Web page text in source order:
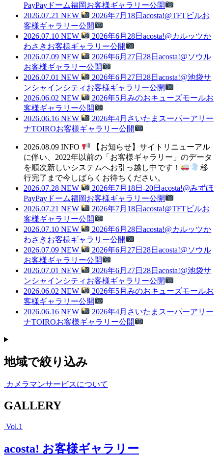
PayPayドーム福岡お客様ギャラリー公開
2026.07.21 NEW
2026年7月18日acosta!@TFTビルお
客様ギャラリー公開
2026.07.10 NEW
2026年6月28日acosta!@カルッツか
わさきお客様ギャラリー公開
2026.07.09 NEW
2026年6月27日28日acosta!@ソウル
お客様ギャラリー公開
2026.07.01 NEW
2026年6月27日28日acosta!@池袋サ
ンシャインシティお客様ギャラリー公開
2026.06.02 NEW
2026年5月みのおキューズモールお
客様ギャラリー公開
2026.06.16 NEW
2026年4月さいたまスーパーアリー
ナTOIROお客様ギャラリー公開
2026.08.09 INFO
【お知らせ】サイトリニューアル
に伴い、2022年以前の「お客様ギャラリー」のデータ
を順次新しいシステムへお引っ越し中です！
移
行完了まで今しばらくお待ちください。
2026.07.28 NEW
2026年7月18日-20日acosta!@みずほ
PayPayドーム福岡お客様ギャラリー公開
2026.07.21 NEW
2026年7月18日acosta!@TFTビルお
客様ギャラリー公開
2026.07.10 NEW
2026年6月28日acosta!@カルッツか
わさきお客様ギャラリー公開
2026.07.09 NEW
2026年6月27日28日acosta!@ソウル
お客様ギャラリー公開
2026.07.01 NEW
2026年6月27日28日acosta!@池袋サ
ンシャインシティお客様ギャラリー公開
2026.06.02 NEW
2026年5月みのおキューズモールお
客様ギャラリー公開
2026.06.16 NEW
2026年4月さいたまスーパーアリー
ナTOIROお客様ギャラリー公開
地域で絞り込み
カメラマンサービスについて
GALLERY
Vol.1
acosta! お客様ギャラリー